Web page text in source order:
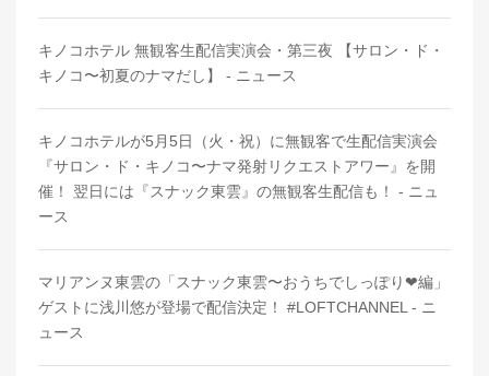
キノコホテル 無観客生配信実演会・第三夜 【サロン・ド・
キノコ〜初夏のナマだし】 - ニュース
キノコホテルが5月5日（火・祝）に無観客で生配信実演会
『サロン・ド・キノコ〜ナマ発射リクエストアワー』を開
催！ 翌日には『スナック東雲』の無観客生配信も！ - ニュ
ース
マリアンヌ東雲の「スナック東雲〜おうちでしっぽり❤︎編」
ゲストに浅川悠が登場で配信決定！ #LOFTCHANNEL - ニ
ュース